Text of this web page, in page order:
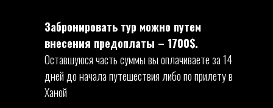
Забронировать тур можно путем
внесения предоплаты – 1700$.
Оставшуюся часть суммы вы оплачиваете за 14
дней до начала путешествия либо по прилету в
Ханой